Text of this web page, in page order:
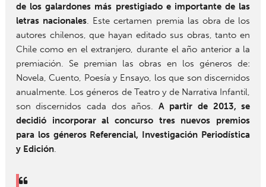
de los galardones más prestigiado e importante de las
letras nacionales . Este certamen premia las obra de los
autores chilenos, que hayan editado sus obras, tanto en
Chile como en el extranjero, durante el año anterior a la
premiación. Se premian las obras en los géneros de:
Novela, Cuento, Poesía y Ensayo, los que son discernidos
anualmente. Los géneros de Teatro y de Narrativa Infantil,
son discernidos cada dos años. A partir de 2013, se
decidió incorporar al concurso tres nuevos premios
para los géneros Referencial, Investigación Periodística
y Edición.